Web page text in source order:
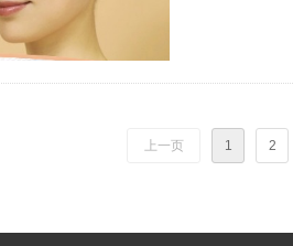
上一页 1 2